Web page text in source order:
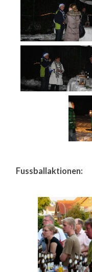
Fussballaktionen: